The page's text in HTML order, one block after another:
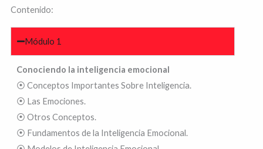
Contenido:
Módulo 1
Conociendo la inteligencia emocional
⦿ Conceptos Importantes Sobre Inteligencia.
⦿ Las Emociones.
⦿ Otros Conceptos.
⦿ Fundamentos de la Inteligencia Emocional.